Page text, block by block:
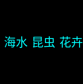
海水 昆虫 花卉